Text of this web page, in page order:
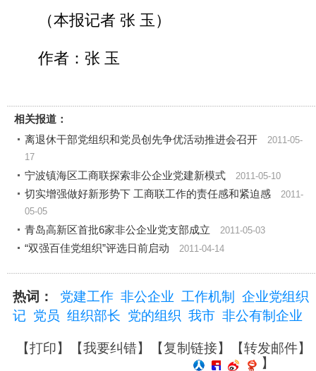
（本报记者 张 玉）
作者：张 玉
相关报道：
离退休干部党组织和党员创先争优活动推进会召开
2011-05-
17
宁波镇海区工商联探索非公企业党建新模式
2011-05-10
切实增强做好新形势下 工商联工作的责任感和紧迫感 2011-
05-05
青岛高新区首批6家非公企业党支部成立
2011-05-03
“双强百佳党组织”评选日前启动 2011-04-14
热词： 党建工作 非公企业 工作机制
企业党组织
记 党员 组织部长 党的组织 我市 非公有制企业
【打印】【我要纠错】【复制链接】【转发邮件】
】